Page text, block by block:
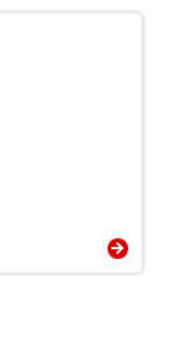
arrow_forward